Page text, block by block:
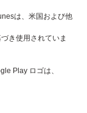
は、米国および他
き使用されていま
Play ロゴは、